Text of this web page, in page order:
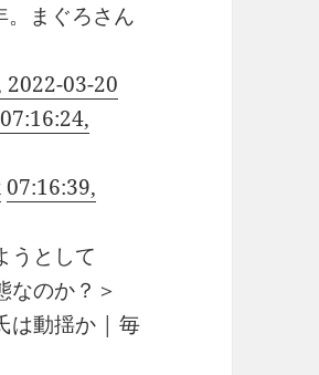
まぐろさん
2022-03-20
07:16:24,
07:16:39,
うとして
なのか？＞
は動揺か | 毎